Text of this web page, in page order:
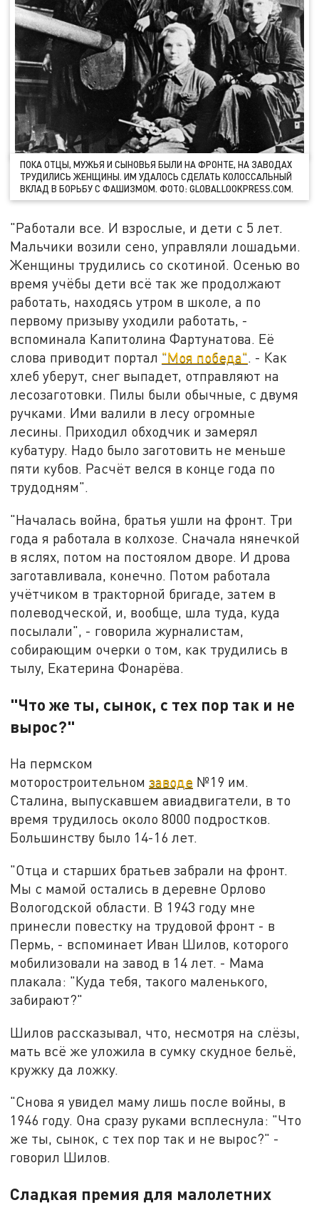
ПОКА ОТЦЫ, МУЖЬЯ И СЫНОВЬЯ БЫЛИ НА ФРОНТЕ, НА ЗАВОДАХ
ТРУДИЛИСЬ ЖЕНЩИНЫ. ИМ УДАЛОСЬ СДЕЛАТЬ КОЛОССАЛЬНЫЙ
ВКЛАД В БОРЬБУ С ФАШИЗМОМ. ФОТО: GLOBALLOOKPRESS.COM.
"Работали все. И взрослые, и дети с 5 лет.
Мальчики возили сено, управляли лошадьми.
Женщины трудились со скотиной. Осенью во
время учёбы дети всё так же продолжают
работать, находясь утром в школе, а по
первому призыву уходили работать, -
вспоминала Капитолина Фартунатова. Её
слова приводит портал "Моя победа". - Как
хлеб уберут, снег выпадет, отправляют на
лесозаготовки. Пилы были обычные, с двумя
ручками. Ими валили в лесу огромные
лесины. Приходил обходчик и замерял
кубатуру. Надо было заготовить не меньше
пяти кубов. Расчёт велся в конце года по
трудодням".
"Началась война, братья ушли на фронт. Три
года я работала в колхозе. Сначала нянечкой
в яслях, потом на постоялом дворе. И дрова
заготавливала, конечно. Потом работала
учётчиком в тракторной бригаде, затем в
полеводческой, и, вообще, шла туда, куда
посылали", - говорила журналистам,
собирающим очерки о том, как трудились в
тылу, Екатерина Фонарёва.
"Что же ты, сынок, с тех пор так и не
вырос?"
На пермском
моторостроительномзаводе №19 им.
Сталина, выпускавшем авиадвигатели, в то
время трудилось около 8000 подростков.
Большинству было 14-16 лет.
"Отца и старших братьев забрали на фронт.
Мы с мамой остались в деревне Орлово
Вологодской области. В 1943 году мне
принесли повестку на трудовой фронт - в
Пермь, - вспоминает Иван Шилов, которого
мобилизовали на завод в 14 лет. - Мама
плакала: "Куда тебя, такого маленького,
забирают?"
Шилов рассказывал, что, несмотря на слёзы,
мать всё же уложила в сумку скудное бельё,
кружку да ложку.
"Снова я увидел маму лишь после войны, в
1946 году. Она сразу руками всплеснула: "Что
же ты, сынок, с тех пор так и не вырос?" -
говорил Шилов.
Сладкая премия для малолетних